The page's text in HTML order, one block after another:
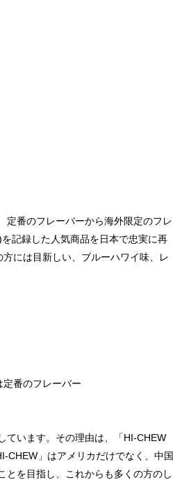
定番のフレーバーから海外限定のフレ
記録した人気商品を日本で忠実に再
には目新しい、ブルーハワイ味、レ
番のフレーバー
ています。その理由は、「HI-CHEW
CHEW」はアメリカだけでなく、中国
とを目指し、これからも多くの方のし